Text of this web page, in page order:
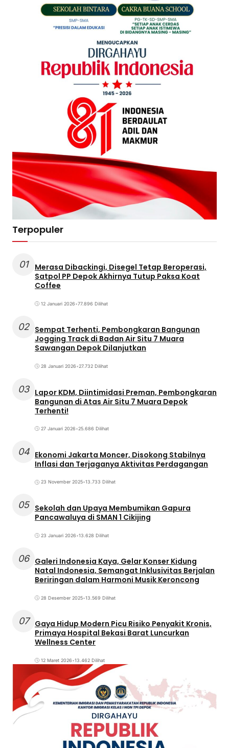
Terpopuler
01
Merasa Dibackingi, Disegel Tetap Beroperasi,
Satpol PP Depok Akhirnya Tutup Paksa Koat
Coffee
12 Januari 2026•77.896 Dilihat
02 Sempat Terhenti, Pembongkaran Bangunan
Jogging Track di Badan Air Situ 7 Muara
Sawangan Depok Dilanjutkan
28 Januari 2026•27.732 Dilihat
03 Lapor KDM, Diintimidasi Preman, Pembongkaran
Bangunan di Atas Air Situ 7 Muara Depok
Terhenti!
27 Januari 2026•25.686 Dilihat
04 Ekonomi Jakarta Moncer, Disokong Stabilnya
Inflasi dan Terjaganya Aktivitas Perdagangan
23 November 2025•13.733 Dilihat
05 Sekolah dan Upaya Membumikan Gapura
Pancawaluya di SMAN 1 Cikijing
23 Januari 2026•13.628 Dilihat
06 Galeri Indonesia Kaya, Gelar Konser Kidung
Natal Indonesia, Semangat Inklusivitas Berjalan
Beriringan dalam Harmoni Musik Keroncong
28 Desember 2025•13.569 Dilihat
07
Gaya Hidup Modern Picu Risiko Penyakit Kronis,
Primaya Hospital Bekasi Barat Luncurkan
Wellness Center
12 Maret 2026•13.462 Dilihat